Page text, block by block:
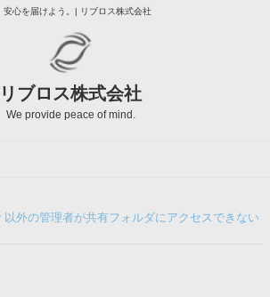
安心を届けよう。| リブロス株式会社
リブロス株式会社
We provide peace of mind.
以外の管理者が共有フォルダにアクセスできない